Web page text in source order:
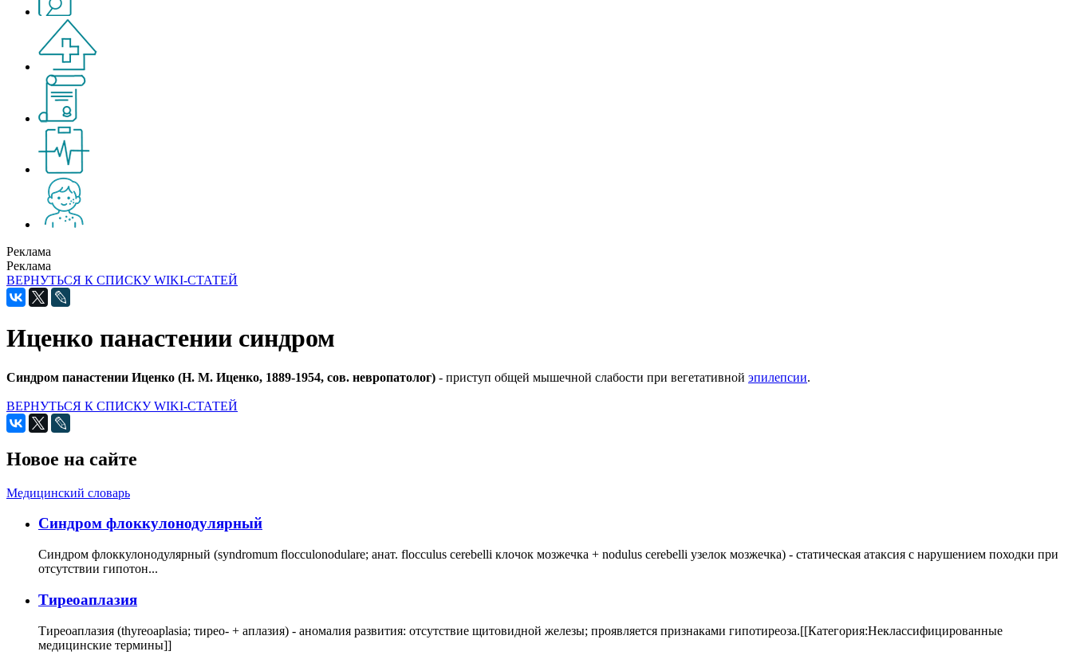
Реклама
Реклама
ВЕРНУТЬСЯ К СПИСКУ WIKI-СТАТЕЙ
Иценко панастении синдром
Синдром панастении Иценко (Н. М. Иценко, 1889-1954, сов. невропатолог) - приступ общей мышечной слабости при вегетативной эпилепсии.
ВЕРНУТЬСЯ К СПИСКУ WIKI-СТАТЕЙ
Новое на сайте
Медицинский словарь
Cиндром флоккулонодулярный
Синдром флоккулонодулярный (syndromum flocculonodulare; анат. flocculus cerebelli клочок мозжечка + nodulus cerebelli узелок мозжечка) - статическая атаксия с нарушением походки при
отсутствии гипотон...
Тиреоаплазия
Тиреоаплазия (thyreoaplasia; тирео- + аплазия) - аномалия развития: отсутствие щитовидной железы; проявляется признаками гипотиреоза.[[Категория:Неклассифицированные
медицинские термины]]